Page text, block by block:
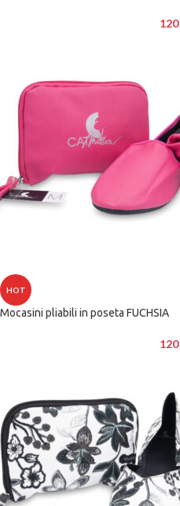
120
HOT
Mocasini pliabili in poseta FUCHSIA
120